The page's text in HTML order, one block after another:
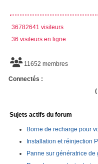
36782641 visiteurs
36 visiteurs en ligne
11652 membres
Connectés :
Sujets actifs du forum
Borne de recharge pour
Installation et réinjection
Panne sur génératrice de